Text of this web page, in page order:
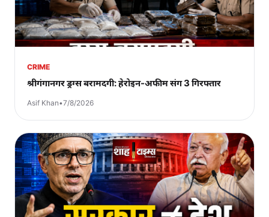
CRIME
श्रीगंगानगर ड्रग्स बरामदगी: हेरोइन-अफीम संग 3 गिरफ्तार
Asif Khan•7/8/2026